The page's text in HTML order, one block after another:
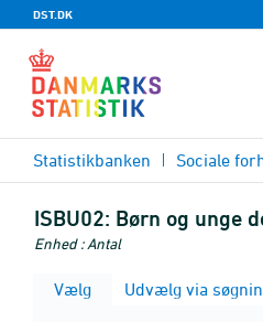
DST.DK
Statistikbanken Sociale
ISBU02: Børn og unge
Enhed : Antal
Vælg
Udvælg via